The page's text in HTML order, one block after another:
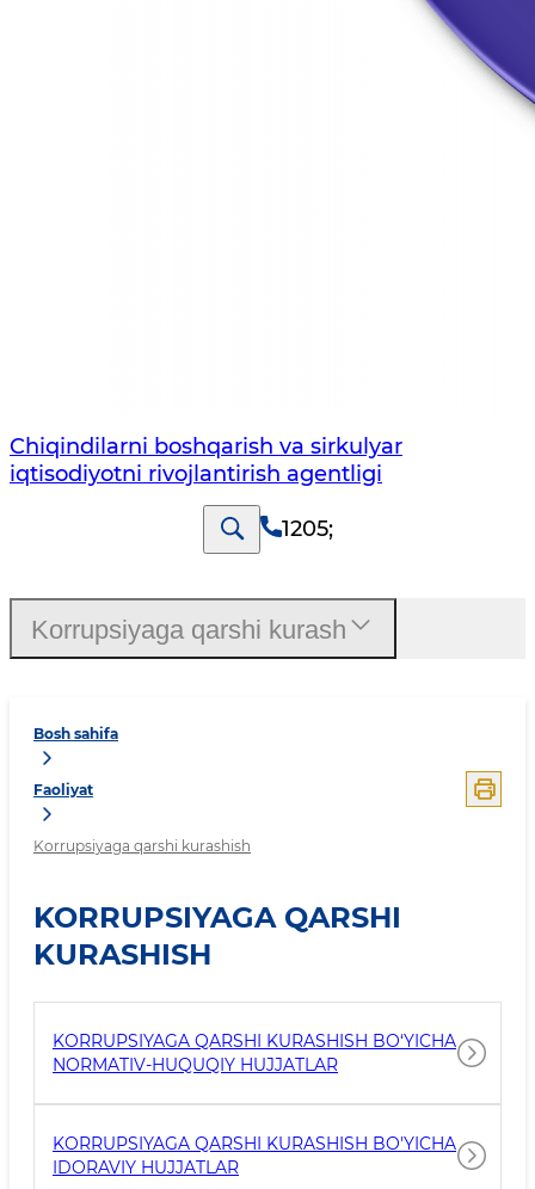
Chiqindilarni boshqarish va sirkulyar
iqtisodiyotni rivojlantirish agentligi
1205;
Bosh sahifa
Faoliyat
Korrupsiyaga qarshi kurashish
KORRUPSIYAGA QARSHI
KURASHISH
KORRUPSIYAGA QARSHI KURASHISH BO‘YICHA
NORMATIV-HUQUQIY HUJJATLAR
KORRUPSIYAGA QARSHI KURASHISH BO'YICHA
IDORAVIY HUJJATLAR
Korrupsiyaga qarshi kurash